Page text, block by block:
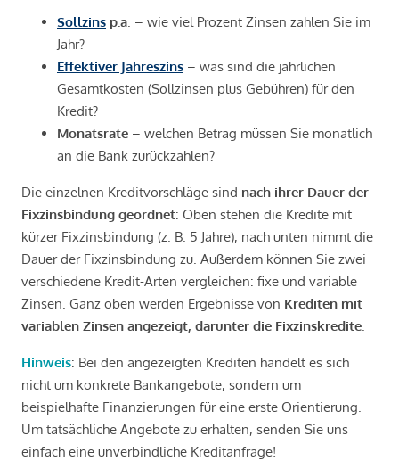
Sollzins p.a . – wie viel Prozent Zinsen zahlen Sie im
Jahr?
Effektiver Jahreszins – was sind die jährlichen
Gesamtkosten (Sollzinsen plus Gebühren) für den
Kredit?
Monatsrate – welchen Betrag müssen Sie monatlich
an die Bank zurückzahlen?
Die einzelnen Kreditvorschläge sind nach ihrer Dauer der
Fixzinsbindung geordnet: Oben stehen die Kredite mit
kürzer Fixzinsbindung (z. B. 5 Jahre), nach unten nimmt die
Dauer der Fixzinsbindung zu. Außerdem können Sie zwei
verschiedene Kredit-Arten vergleichen: fixe und variable
Zinsen. Ganz oben werden Ergebnisse von Krediten mit
variablen Zinsen angezeigt, darunter die Fixzinskredite
Hinweis: Bei den angezeigten Krediten handelt es sich
nicht um konkrete Bankangebote, sondern um
beispielhafte Finanzierungen für eine erste Orientierung.
Um tatsächliche Angebote zu erhalten, senden Sie uns
einfach eine unverbindliche Kreditanfrage!